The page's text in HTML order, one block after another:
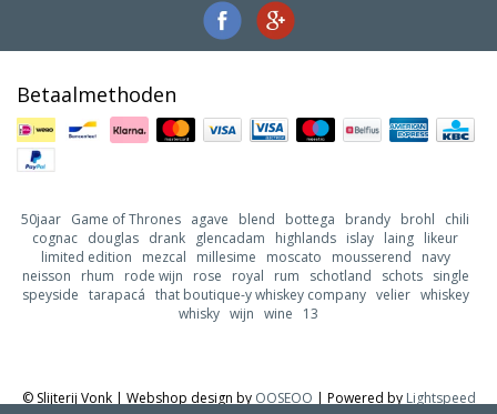
Betaalmethoden
50jaar Game of Thrones agave blend bottega brandy brohl
chili
cognac douglas drank glencadam highlands islay laing likeur
limited edition
mezcal millesime moscato mousserend
navy
neisson
rhum rode wijn rose royal rum schotland schots
single
speyside tarapacá that boutique-y whiskey company velier whiskey
whisky wijn wine 13
© Slijterij Vonk | Webshop design by OOSEOO | Powered by Lightspeed